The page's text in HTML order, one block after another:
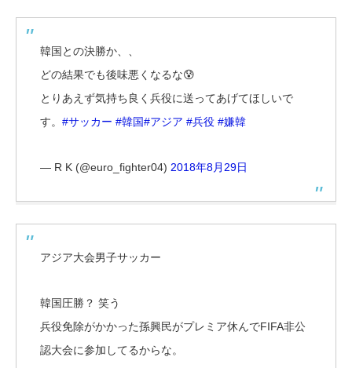
韓国との決勝か、、
どの結果でも後味悪くなるな😰
とりあえず気持ち良く兵役に送ってあげてほしいで
す。 #サッカー #韓国#アジア #兵役 #嫌韓
— R K (@euro_fighter04) 2018年8月29日
アジア大会男子サッカー
韓国圧勝？ 笑う
兵役免除がかかった孫興民がプレミア休んでFIFA非公
認大会に参加してるからな。